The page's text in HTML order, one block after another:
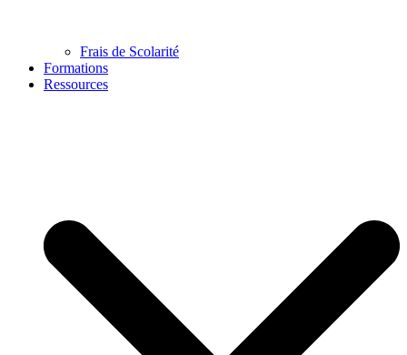
Frais de Scolarité
Formations
Ressources